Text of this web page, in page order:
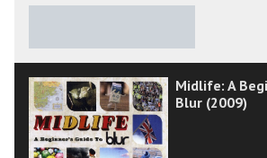
Midlife: A
Blur (2009)